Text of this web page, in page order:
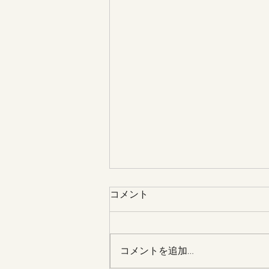
合宿について（時間の訂正）
大変申し訳ありません。 中学生
生軽量級以上の時間が間違って掲
載されていました。 正しくは、
コメント
コメントを追加…